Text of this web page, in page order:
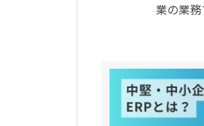
業の業務